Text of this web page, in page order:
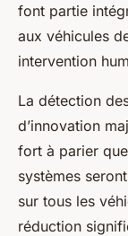
font partie
aux véhicules
intervention
La détection
d’innovation
fort à parier
systèmes
sur tous les
réduction